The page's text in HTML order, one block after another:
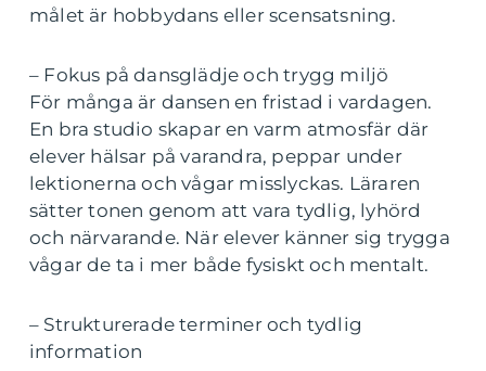
målet är hobbydans eller scensatsning.
– Fokus på dansglädje och trygg miljö
För många är dansen en fristad i vardagen.
En bra studio skapar en varm atmosfär där
elever hälsar på varandra, peppar under
lektionerna och vågar misslyckas. Läraren
sätter tonen genom att vara tydlig, lyhörd
och närvarande. När elever känner sig trygga
vågar de ta i mer både fysiskt och mentalt.
– Strukturerade terminer och tydlig
information